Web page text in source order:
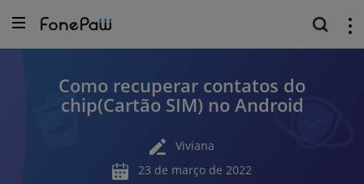
Como recuperar contatos do
chip(Cartão SIM) no Android
Viviana
23 de março de 2022